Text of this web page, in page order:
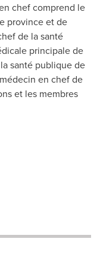
chef comprend le
province et de
de la santé
principale de
santé publique de
en chef de
et les membres